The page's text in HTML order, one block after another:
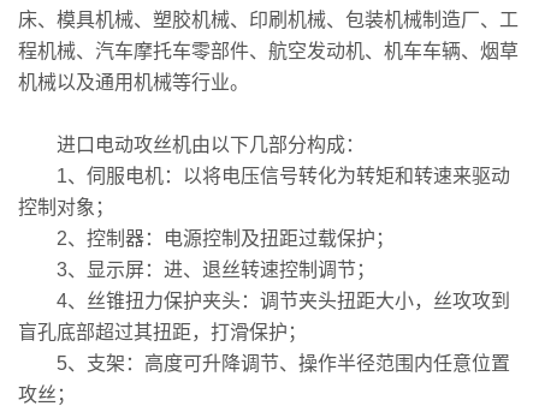
床、模具机械、塑胶机械、印刷机械、包装机械制造厂、工
程机械、汽车摩托车零部件、航空发动机、机车车辆、烟草
机械以及通用机械等行业。
进口电动攻丝机由以下几部分构成：
1、伺服电机：以将电压信号转化为转矩和转速来驱动
控制对象；
2、控制器：电源控制及扭距过载保护；
3、显示屏：进、退丝转速控制调节；
4、丝锥扭力保护夹头：调节夹头扭距大小，丝攻攻到
盲孔底部超过其扭距，打滑保护；
5、支架：高度可升降调节、操作半径范围内任意位置
攻丝；